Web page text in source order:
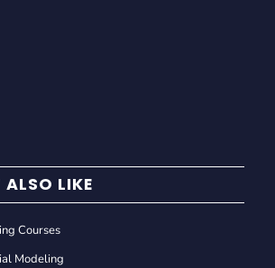
LIKE
Courses
Modeling